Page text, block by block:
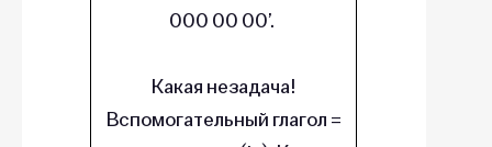
000 00 00’.
Какая незадача!
Вспомогательный глагол =